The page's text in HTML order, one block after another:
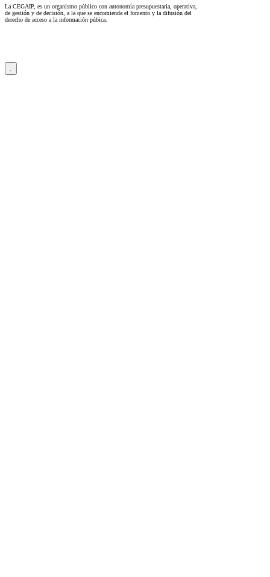
La CEGAIP, es un organismo público con autonomía presupuestaria, operativa,
de gestión y de decisión, a la que se encomienda el fomento y la difusión del
derecho de acceso a la información púbica.